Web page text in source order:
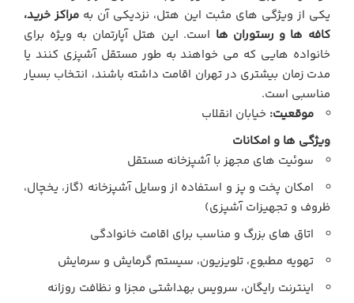
یکی از ویژگی های مثبت این هتل، نزدیکی آن به مراکز خرید،
کافه ها و رستوران ها است. این هتل آپارتمان به ویژه برای
خانواده هایی که می خواهند به طور مستقل آشپزی کنند یا
مدت زمان بیشتری در تهران اقامت داشته باشند، انتخاب بسیار
مناسبی است.
موقعیت: خیابان انقلاب
ویژگی ها و امکانات
سوئیت های مجهز با آشپزخانه مستقل
امکان پخت و پز و استفاده از وسایل آشپزخانه (گاز، یخچال،
ظروف و تجهیزات آشپزی)
اتاق های بزرگ و مناسب برای اقامت خانوادگی
تهویه مطبوع، تلویزیون، سیستم گرمایش و سرمایش
اینترنت رایگان، سرویس بهداشتی مجزا و نظافت روزانه